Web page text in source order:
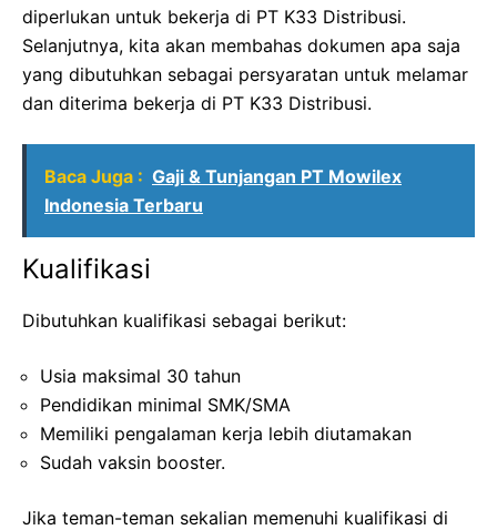
diperlukan untuk bekerja di PT K33 Distribusi.
Selanjutnya, kita akan membahas dokumen apa saja
yang dibutuhkan sebagai persyaratan untuk melamar
dan diterima bekerja di PT K33 Distribusi.
Baca Juga : Gaji & Tunjangan PT Mowilex
Indonesia Terbaru
Kualifikasi
Dibutuhkan kualifikasi sebagai berikut:
Usia maksimal 30 tahun
Pendidikan minimal SMK/SMA
Memiliki pengalaman kerja lebih diutamakan
Sudah vaksin booster.
Jika teman-teman sekalian memenuhi kualifikasi di